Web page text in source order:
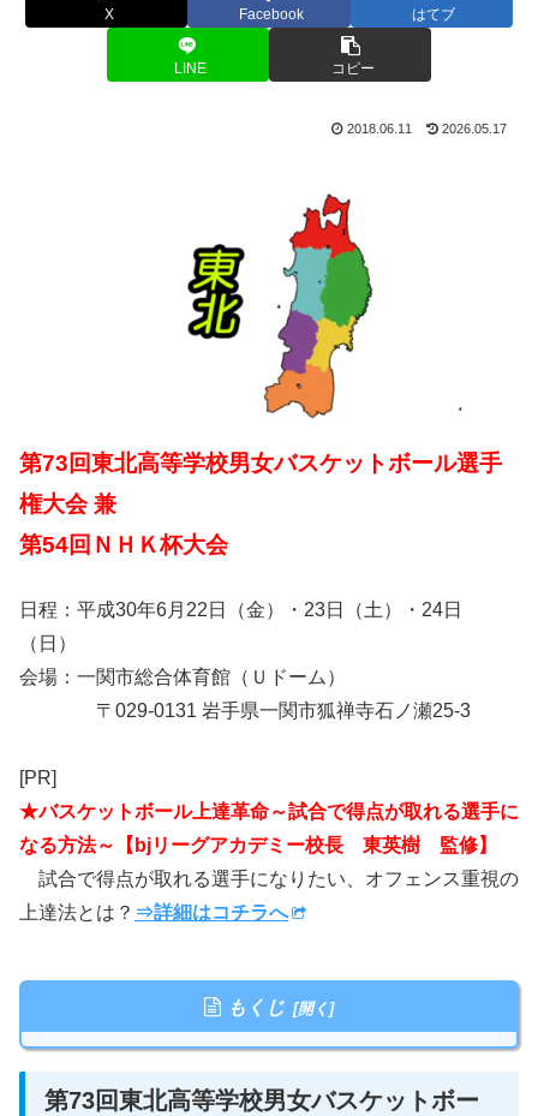
X Facebook はてブ
LINE コピー
2018.06.11 2026.05.17
第73回東北高等学校男女バスケットボール選手
権大会 兼
第54回ＮＨＫ杯大会
日程：平成30年6月22日（金）・23日（土）・24日
（日）
会場：一関市総合体育館（Ｕドーム）
〒029-0131 岩手県一関市狐禅寺石ノ瀬25-3
[PR]
★バスケットボール上達革命～試合で得点が取れる選手に
なる方法～【bjリーグアカデミー校長 東英樹 監修】
試合で得点が取れる選手になりたい、オフェンス重視の
上達法とは？ ⇒詳細はコチラへ
もくじ
第73回東北高等学校男女バスケットボー